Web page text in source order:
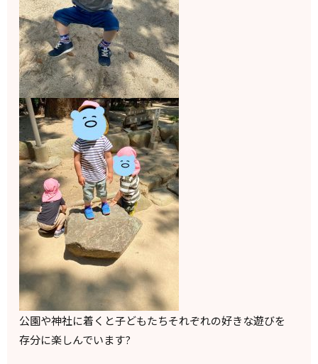
公園や神社に着くと子どもたちそれぞれの好きな遊びを
存分に楽しんでいます?